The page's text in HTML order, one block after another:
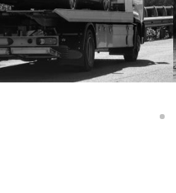
1